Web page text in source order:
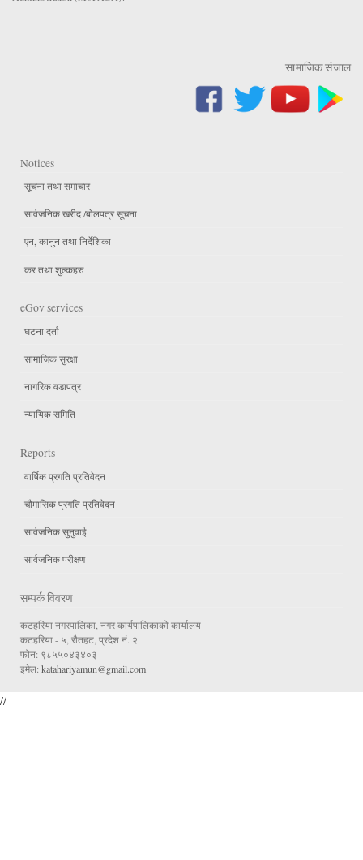
सामाजिक संजाल
Notices
सूचना तथा समाचार
सार्वजनिक खरीद /बोलपत्र सूचना
एन, कानुन तथा निर्देशिका
कर तथा शुल्कहरु
eGov services
घटना दर्ता
सामाजिक सुरक्षा
नागरिक वडापत्र
न्यायिक समिति
Reports
वार्षिक प्रगति प्रतिवेदन
चौमासिक प्रगति प्रतिवेदन
सार्वजनिक सुनुवाई
सार्वजनिक परीक्षण
सम्पर्क विवरण
कटहरिया नगरपालिका, नगर कार्यपालिकाको कार्यालय
कटहरिया - ५, रौतहट, प्रदेश नं. २
फोन: ९८५५०४३४०३
इमेल: katahariyamun@gmail.com
//